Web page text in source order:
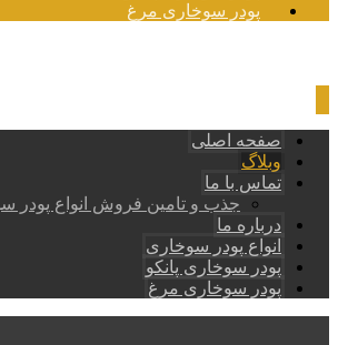
پودر سوخاری مرغ
صفحه اصلی
وبلاگ
تماس با ما
جذب و تامین فروش انواع پودر
درباره ما
انواع پودر سوخاری
پودر سوخاری پانکو
پودر سوخاری مرغ